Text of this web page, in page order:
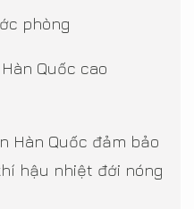
phòng
Quốc cao
Hàn Quốc đảm bảo
hậu nhiệt đới nóng